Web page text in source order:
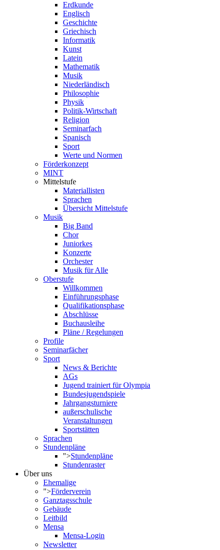
Erdkunde
Englisch
Geschichte
Griechisch
Informatik
Kunst
Latein
Mathematik
Musik
Niederländisch
Philosophie
Physik
Politik-Wirtschaft
Religion
Seminarfach
Spanisch
Sport
Werte und Normen
Förderkonzept
MINT
Mittelstufe
Materiallisten
Sprachen
Übersicht Mittelstufe
Musik
Big Band
Chor
Juniorkes
Konzerte
Orchester
Musik für Alle
Oberstufe
Willkommen
Einführungsphase
Qualifikationsphase
Abschlüsse
Buchausleihe
Pläne / Regelungen
Profile
Seminarfächer
Sport
News & Berichte
AGs
Jugend trainiert für Olympia
Bundesjugendspiele
Jahrgangsturniere
außerschulische
Veranstaltungen
Sportstätten
Sprachen
Stundenpläne
">Stundenpläne
Stundenraster
Über uns
Ehemalige
">Förderverein
Ganztagsschule
Gebäude
Leitbild
Mensa
Mensa-Login
Newsletter